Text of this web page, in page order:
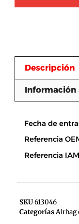
Descripción
Información
Fecha de
Referencia
Referencia
SKU613046
CategoríasAirbag